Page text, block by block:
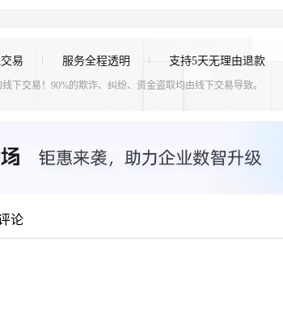
易 服务全程透明 支持5天无理由退款
下交易！90%的欺诈、纠纷、资金盗取均由线下交易导致。
论